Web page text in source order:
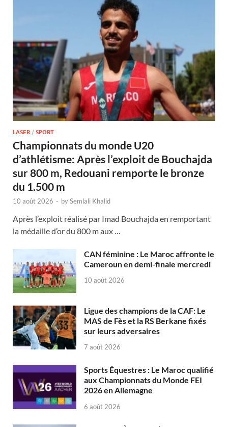
LASER / SPORT
Championnats du monde U20
d’athlétisme: Après l’exploit de Bouchajda
sur 800 m, Redouani remporte le bronze
du 1.500 m
10 août 2026 - bySemlali Khalid
Après l’exploit réalisé par Imad Bouchajda en remportant
la médaille d’or du 800 m aux …
CAN féminine : Le Maroc affronte le
Cameroun en demi-finale mercredi
10 août 2026
Ligue des champions de la CAF: Le
MAS de Fès et la RS Berkane fixés
sur leurs adversaires
7 août 2026
Sports Équestres : Le Maroc qualifié
aux Championnats du Monde FEI
2026 en Allemagne
6 août 2026